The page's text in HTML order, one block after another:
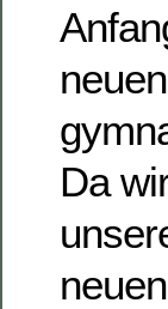
Da